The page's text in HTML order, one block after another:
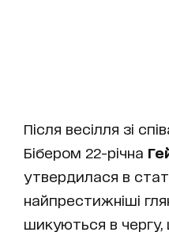
Після весілля зі
Бібером 22-річна
утвердилася в
найпрестижніші
шикуються в